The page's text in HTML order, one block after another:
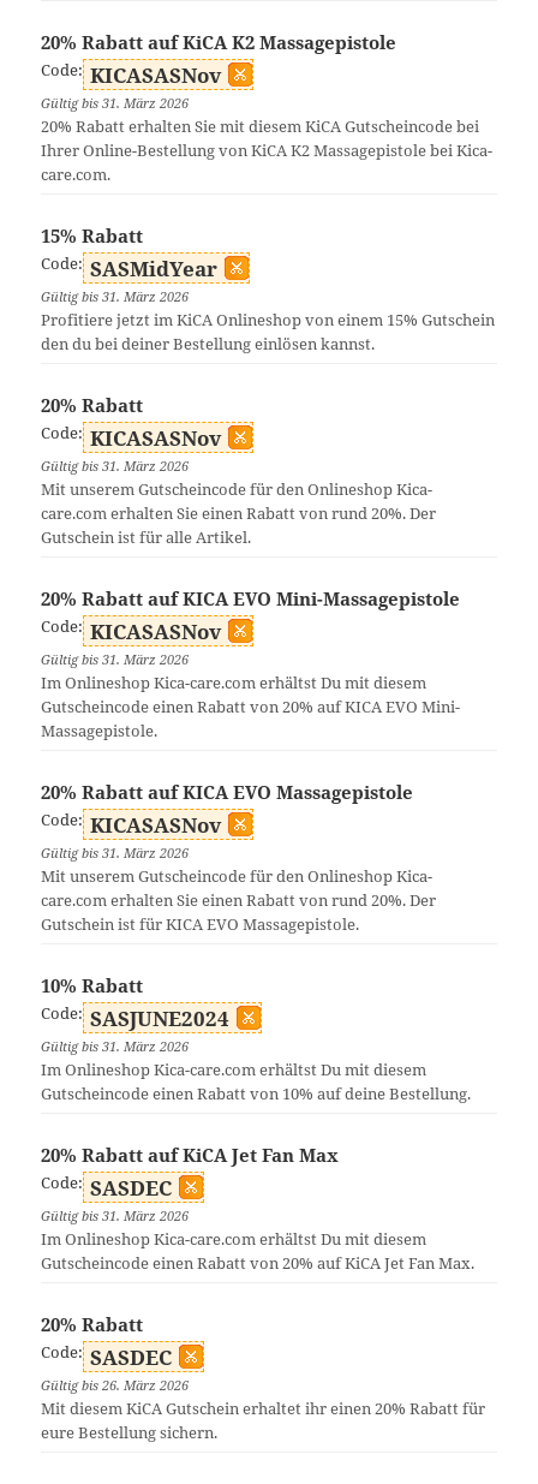
20% Rabatt auf KiCA K2 Massagepistole
Code: KICASASNov
Gültig bis 31. März 2026
20% Rabatt erhalten Sie mit diesem KiCA Gutscheincode bei
Ihrer Online-Bestellung von KiCA K2 Massagepistole bei Kica-
care.com.
15% Rabatt
Code: SASMidYear
Gültig bis 31. März 2026
Profitiere jetzt im KiCA Onlineshop von einem 15% Gutschein
den du bei deiner Bestellung einlösen kannst.
20% Rabatt
Code: KICASASNov
Gültig bis 31. März 2026
Mit unserem Gutscheincode für den Onlineshop Kica-
care.com erhalten Sie einen Rabatt von rund 20%. Der
Gutschein ist für alle Artikel.
20% Rabatt auf KICA EVO Mini-Massagepistole
Code: KICASASNov
Gültig bis 31. März 2026
Im Onlineshop Kica-care.com erhältst Du mit diesem
Gutscheincode einen Rabatt von 20% auf KICA EVO Mini-
Massagepistole.
20% Rabatt auf KICA EVO Massagepistole
Code: KICASASNov
Gültig bis 31. März 2026
Mit unserem Gutscheincode für den Onlineshop Kica-
care.com erhalten Sie einen Rabatt von rund 20%. Der
Gutschein ist für KICA EVO Massagepistole.
10% Rabatt
Code: SASJUNE2024
Gültig bis 31. März 2026
Im Onlineshop Kica-care.com erhältst Du mit diesem
Gutscheincode einen Rabatt von 10% auf deine Bestellung.
20% Rabatt auf KiCA Jet Fan Max
Code: SASDEC
Gültig bis 31. März 2026
Im Onlineshop Kica-care.com erhältst Du mit diesem
Gutscheincode einen Rabatt von 20% auf KiCA Jet Fan Max.
20% Rabatt
Code: SASDEC
Gültig bis 26. März 2026
Mit diesem KiCA Gutschein erhaltet ihr einen 20% Rabatt für
eure Bestellung sichern.